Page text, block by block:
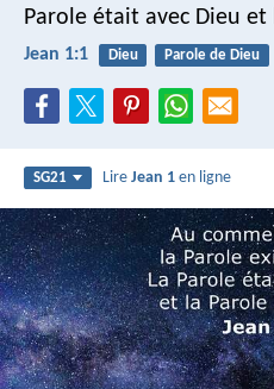
Parole était avec Dieu
Jean 1:1 Dieu Parole de Dieu
SG21 LireJean 1 en ligne